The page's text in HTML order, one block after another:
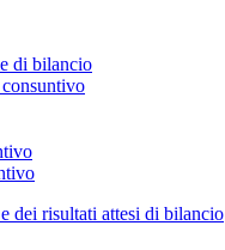
di bilancio
dei risultati attesi di bilancio